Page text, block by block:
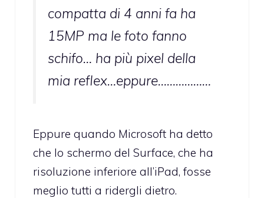
compatta di 4 anni fa ha
15MP ma le foto fanno
schifo… ha più pixel della
mia reflex…eppure………………
Eppure quando Microsoft ha detto
che lo schermo del Surface, che ha
risoluzione inferiore all’iPad, fosse
meglio tutti a ridergli dietro.